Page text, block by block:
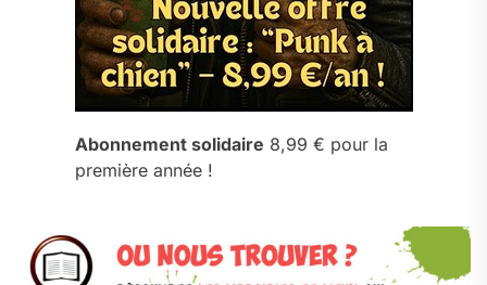
Abonnement solidaire 8,99 € pour la
première année !